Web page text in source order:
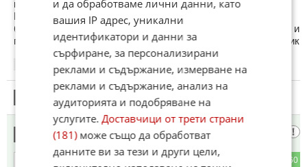
гражданското въздухоплаване. Т нар. Опитен пилот
Радойски е посредствен пилот със съмнителни качества,
без лиценз за инструктор и като такъв няма право да лети и
проверява обучаеми. Крал Джулиан се е помислил за велик
Този коментар е премахнат от модератор.
Фътю
60
ОТГОВОР
и да обработваме лични данни, като
вашия IP адрес, уникални
идентификатори и данни за
сърфиране, за персонализирани
реклами и съдържание, измерване на
реклами и съдържание, анализ на
аудиторията и подобряване на
услугите.Доставчици от трети страни
(181)може също да обработват
данните ви за тези и други цели,